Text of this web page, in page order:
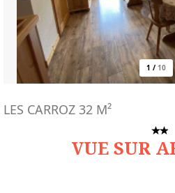
1 / 10
VUE SUR
LES CARROZ 32 M²